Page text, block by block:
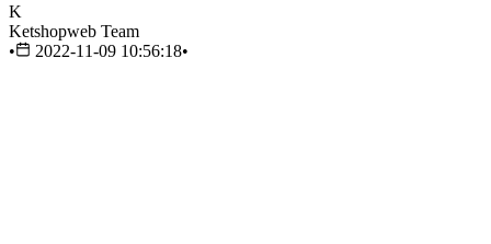
K
Ketshopweb Team
•
2022-11-09 10:56:18•